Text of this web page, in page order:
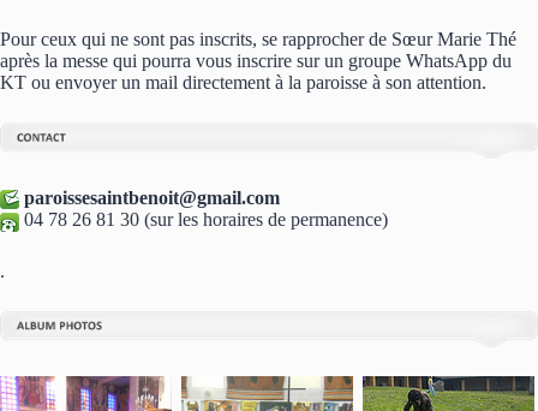
Pour ceux qui ne sont pas inscrits, se rapprocher de Sœur Marie Thé
après la messe qui pourra vous inscrire sur un groupe WhatsApp du
KT ou envoyer un mail directement à la paroisse à son attention.
paroissesaintbenoit@gmail.com
04 78 26 81 30 (sur les horaires de permanence)
.